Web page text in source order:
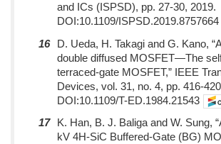
and ICs (ISPSD), pp. 27-30, 2019.
DOI:10.1109/ISPSD.2019.8757664
16
D. Ueda, H. Takagi and G. Kano,
double diffused MOSFET—The
terraced-gate MOSFET,” IEEE
Devices, vol. 31, no. 4, pp. 416-
DOI:10.1109/T-ED.1984.21543
17
K. Han, B. J. Baliga and W. Sung,
kV 4H-SiC Buffered-Gate (BG)